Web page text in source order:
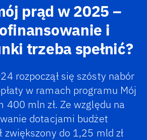
prąd w 2025 –
i
trzeba spełnić?
rozpoczął się szósty nabór
w ramach programu Mój
400 mln zł. Ze względu na
dotacjami budżet
zwiększony do 1,25 mld zł